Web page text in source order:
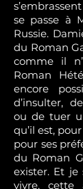
se passe à
Russie.
du Roman
comme il
Roman
encore
d’insulter,
ou de tuer
qu’il est,
pour ses
du Roman
exister. Et je
vivre, cette